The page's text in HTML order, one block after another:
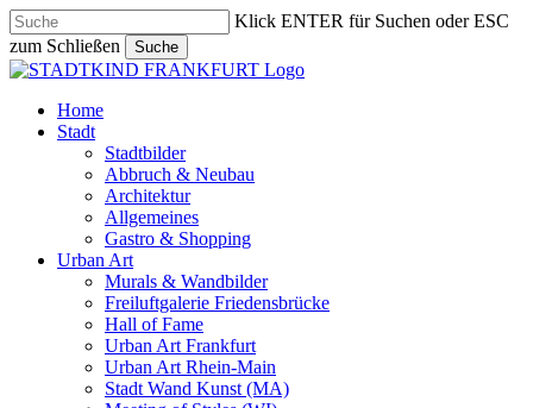
Skip
to
main
content
Klick ENTER für Suchen oder ESC
zum Schließen
Suche
Close
search
Menu
Home
Stadt
Stadtbilder
Abbruch & Neubau
Architektur
Allgemeines
Gastro & Shopping
Urban Art
Murals & Wandbilder
Freiluftgalerie Friedensbrücke
Hall of Fame
Urban Art Frankfurt
Urban Art Rhein-Main
Stadt Wand Kunst (MA)